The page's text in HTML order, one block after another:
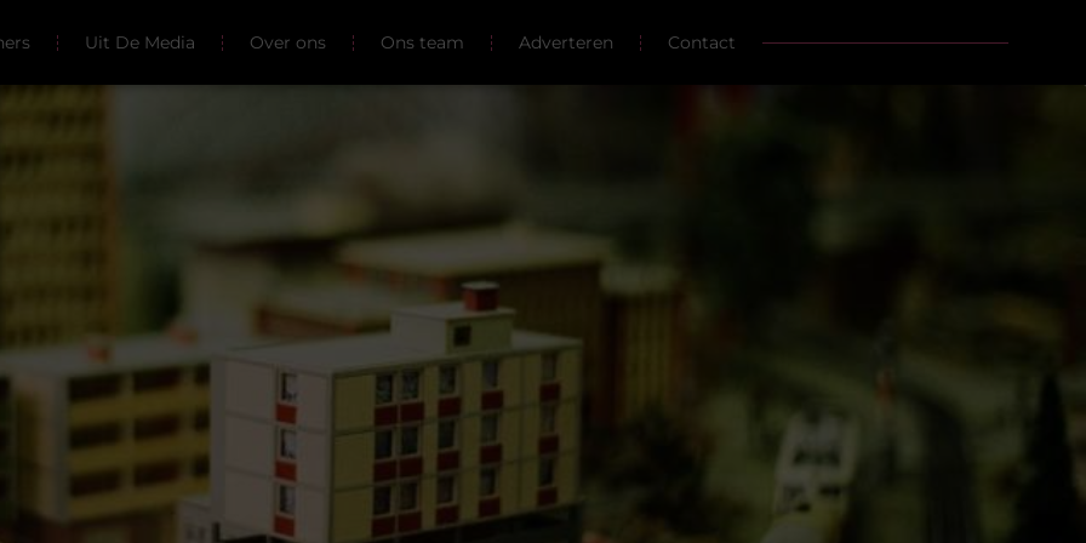
Uit De Media Over ons Ons team Adverteren Contact